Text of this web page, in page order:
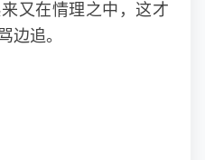
又在情理之中，这才
边追。